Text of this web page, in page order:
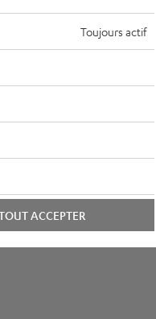
Toujours actif
ACCEPTER